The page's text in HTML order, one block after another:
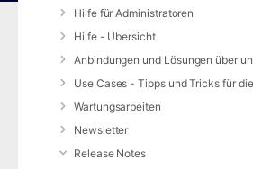
Hilfe für Administratoren
Hilfe - Übersicht
Wartungsarbeiten
Newsletter
Release Notes